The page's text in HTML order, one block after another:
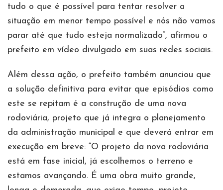
tudo o que é possível para tentar resolver a
situação em menor tempo possível e nós não vamos
parar até que tudo esteja normalizado”, afirmou o
prefeito em vídeo divulgado em suas redes sociais.
Além dessa ação, o prefeito também anunciou que
a solução definitiva para evitar que episódios como
este se repitam é a construção de uma nova
rodoviária, projeto que já integra o planejamento
da administração municipal e que deverá entrar em
execução em breve: “O projeto da nova rodoviária
está em fase inicial, já escolhemos o terreno e
estamos avançando. É uma obra muito grande,